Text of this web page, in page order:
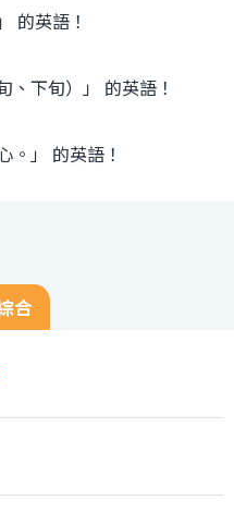
的英語！
、下旬）」 的英語！
。」 的英語！
合